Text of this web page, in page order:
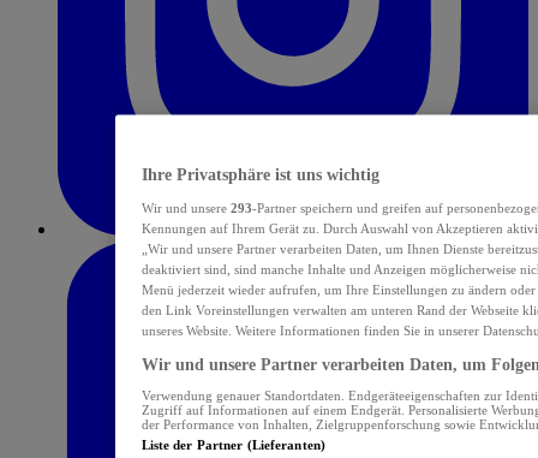
Ihre Privatsphäre ist uns wichtig
Wir und unsere 293-Partner speichern und greifen auf
Kennungen auf Ihrem Gerät zu. Durch Auswahl von Akzeptieren
„Wir und unsere Partner verarbeiten Daten, um Ihnen Dienste
deaktiviert sind, sind manche Inhalte und Anzeigen möglicherweise
Menü jederzeit wieder aufrufen, um Ihre Einstellungen zu ändern
den Link Voreinstellungen verwalten am unteren Rand der Webseite
unseres Website. Weitere Informationen finden Sie in unserer
Wir und unsere Partner verarbeiten Daten, um
Verwendung genauer Standortdaten. Endgeräteeigenschaften zur
Zugriff auf Informationen auf einem Endgerät. Personalisierte
der Performance von Inhalten, Zielgruppenforschung sowie
Liste der Partner (Lieferanten)